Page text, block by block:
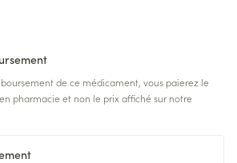
de ce médicament, vous paierez le
pharmacie et non le prix affiché sur notre